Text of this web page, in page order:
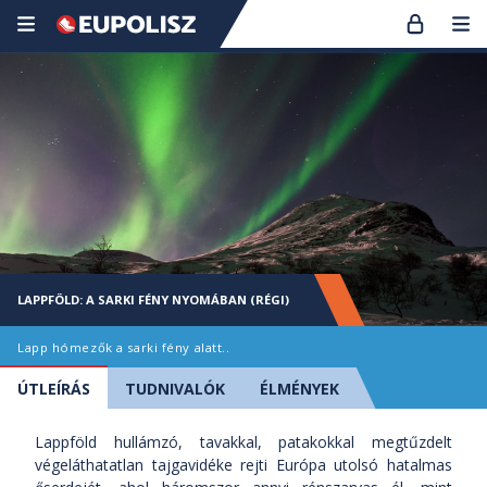
LAPPFÖLD: A SARKI FÉNY NYOMÁBAN (RÉGI)
Lapp hómezők a sarki fény alatt..
ÚTLEÍRÁS TUDNIVALÓK ÉLMÉNYEK
Lappföld hullámzó, tavakkal, patakokkal megtűzdelt
végeláthatatlan tajgavidéke rejti Európa utolsó hatalmas